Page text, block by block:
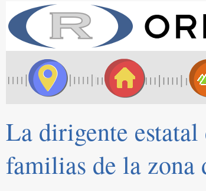
La dirigente estatal
familias de la zona